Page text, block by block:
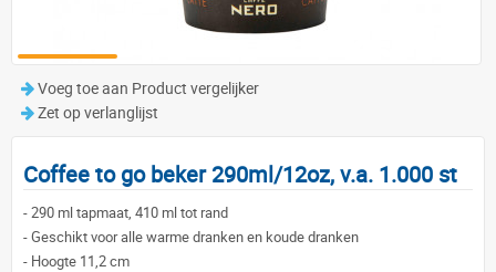
Voeg toe aan Product vergelijker
Zet op verlanglijst
Coffee to go beker 290ml/12oz, v.a. 1.000 st
-290 ml tapmaat, 410 ml tot rand
-Geschikt voor alle warme dranken en koude dranken
- Hoogte 11,2 cm